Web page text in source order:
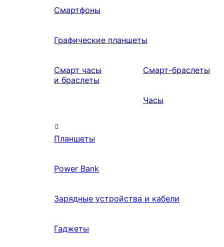
Смартфоны
Графические планшеты
Смарт часы
и браслеты
Смарт-браслеты
Часы
Планшеты
Power Bank
Зарядные устройства и кабели
Гаджеты